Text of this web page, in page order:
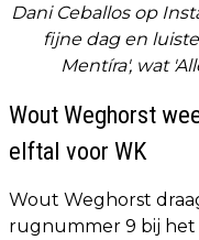
Dani Ceballos op
fijne dag en
Mentíra', wat
Wout Weghorst
elftal voor WK
Wout Weghorst
rugnummer 9 bij het